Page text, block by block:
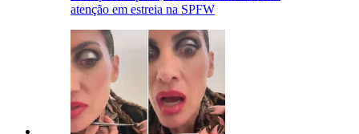
atenção em estreia na SPFW